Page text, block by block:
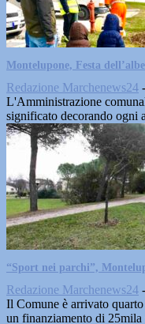
Montelupone, Festa
Redazione Marchenews24 -
L'Amministrazione
significato decorando ogni
“Sport nei parchi”,
Redazione Marchenews24 -
Il Comune è arrivato
un finanziamento di 25mila